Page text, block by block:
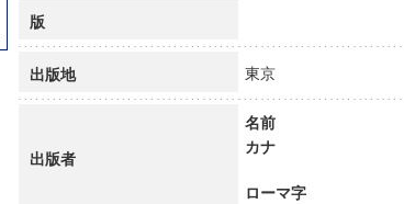
版
出版地 東京
出版者
名前
カナ
ローマ字